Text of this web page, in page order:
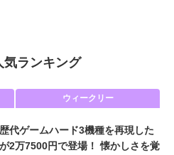
気ランキング
ウィークリー
代ゲームハード3機種を再現した
2万7500円で登場！ 懐かしさを覚